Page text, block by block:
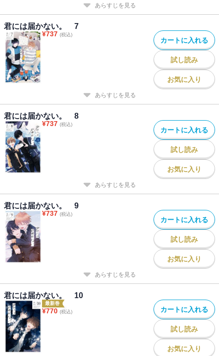
あらすじを見る
君には届かない。 7
¥737 (税込)
カートに入れる
試し読み
お気に入り
あらすじを見る
君には届かない。 8
¥737 (税込)
カートに入れる
試し読み
お気に入り
あらすじを見る
君には届かない。 9
¥737 (税込)
カートに入れる
試し読み
お気に入り
あらすじを見る
君には届かない。 10
最新巻
¥770 (税込) カートに入れる
試し読み
お気に入り